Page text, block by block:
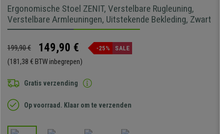
Ergonomische Stoel ZENIT, Verstelbare Rugleuning,
Verstelbare Armleuningen, Uitstekende Bekleding, Zwart
199,90 € 149,90 € -25% SALE
(181,38 € BTW inbegrepen)
Gratis verzending
Op voorraad. Klaar om te verzenden